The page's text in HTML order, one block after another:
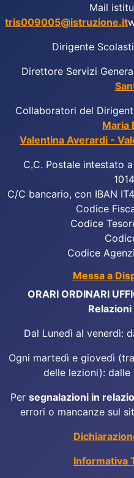
Mail
tris009005@istruzione.it
Dirigente
Direttore Servizi
Collaboratori del
Maria
Valentina Averardi -
C.C. Postale intestato
C/C bancario, con IBAN
Codice
Codice
Codice
Messa a
ORARI ORDINARI
Dal Lunedì al venerdì:
Ogni martedì e giovedì
delle lezioni): dalle
Per segnalazioni in
errori o mancanze sul
Informativa